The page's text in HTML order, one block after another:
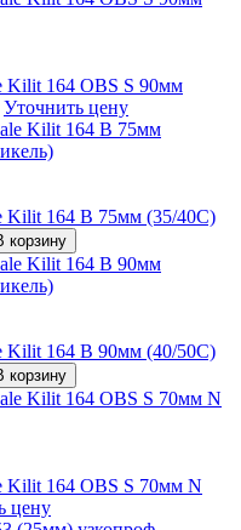
164 OBS S 90мм
Уточнить цену
164 B 75мм (35/40C)
корзину
164 B 90мм (40/50C)
корзину
164 OBS S 70мм N
цену